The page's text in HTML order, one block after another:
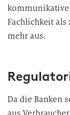
Fachlichkeit
mehr aus.
Da die Banken